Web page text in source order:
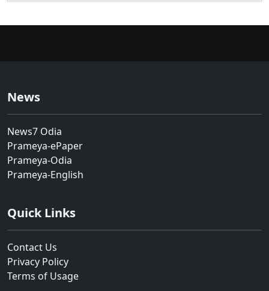
News
News7 Odia
Prameya-ePaper
Prameya-Odia
Prameya-English
Quick Links
Contact Us
Privacy Policy
Terms of Usage